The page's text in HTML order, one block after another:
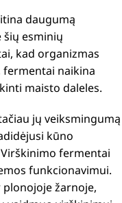
daugumą
esminių
kad organizmas
fermentai naikina
maisto daleles.
jų veiksmingumą
kūno
fermentai
funkcionavimui.
žarnoje,